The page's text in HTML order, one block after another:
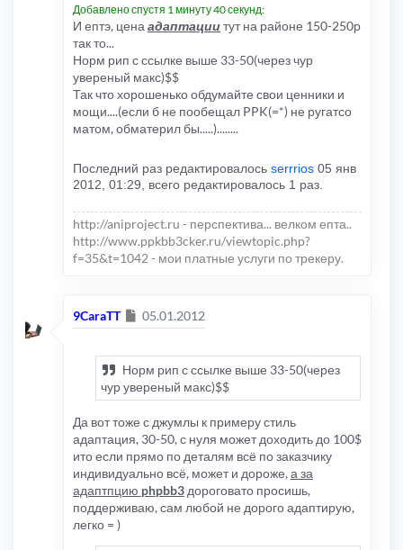
Добавлено спустя 1 минуту 40 секунд:
И ептэ, цена адаптациитут на районе 150-250р
так то...
Норм рип с ссылке выше 33-50(через чур
увереный макс)$$
Так что хорошенько обдумайте свои ценники и
мощи....(если б не пообещал PPK(=*) не ругатсо
матом, обматерил бы.....)........
Последний раз редактировалось serrrios 05 янв
2012, 01:29, всего редактировалось 1 раз.
http://aniproject.ru - перспектива... велком епта..
http://www.ppkbb3cker.ru/viewtopic.php?
f=35&t=1042 - мои платные услуги по трекеру.
9CaraTT Сообщение
05.01.2012
Норм рип с ссылке выше 33-50(через
чур увереный макс)$$
Да вот тоже с джумлы к примеру стиль
адаптация, 30-50, с нуля может доходить до 100$
ито если прямо по деталям всё по заказчику
индивидуально всё, может и дороже,а за
адаптпцию phpbb3 дороговато просишь,
поддерживаю, сам любой не дорого адаптирую,
легко = )